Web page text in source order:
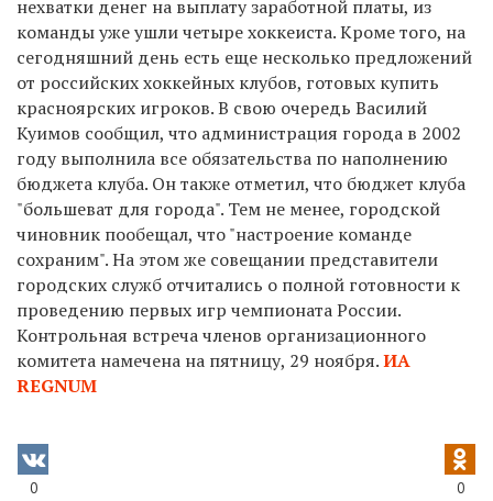
нехватки денег на выплату заработной платы, из
команды уже ушли четыре хоккеиста. Кроме того, на
сегодняшний день есть еще несколько предложений
от российских хоккейных клубов, готовых купить
красноярских игроков. В свою очередь Василий
Куимов сообщил, что администрация города в 2002
году выполнила все обязательства по наполнению
бюджета клуба. Он также отметил, что бюджет клуба
"большеват для города". Тем не менее, городской
чиновник пообещал, что "настроение команде
сохраним". На этом же совещании представители
городских служб отчитались о полной готовности к
проведению первых игр чемпионата России.
Контрольная встреча членов организационного
комитета намечена на пятницу, 29 ноября.ИА
REGNUM
0 0